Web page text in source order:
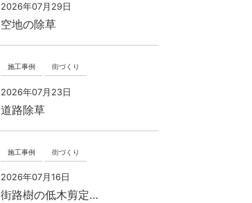
2026年07月29日
空地の除草
施工事例 街づくり
2026年07月23日
道路除草
施工事例 街づくり
2026年07月16日
街路樹の低木剪定…